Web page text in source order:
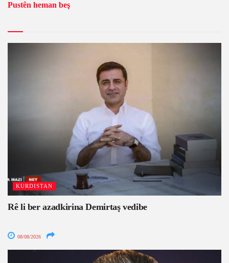
Pustên heman beş
KURDISTAN
Rê li ber azadkirina Demirtaş vedibe
08/08/2026